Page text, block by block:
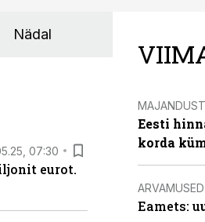
Nädal
07:30
eurot.
Eesti
korda
ARVAMUSED
Eamets: u